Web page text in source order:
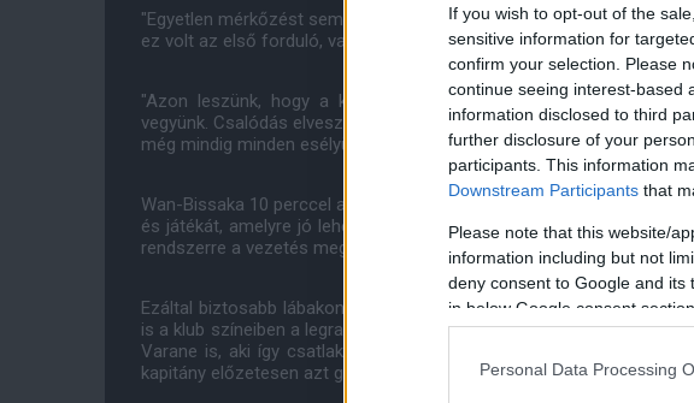
If you wish to opt-out of the
sensitive information for
confirm your selection. Please
continue seeing interest-based
information disclosed to third
further disclosure of your
participants. This information
Downstream Participants that
Please note that this website/
information including but not
deny consent to Google and
in below Google consent section.
Personal Data Processing
"Egyetlen mérkőzést sem szeretünk elveszíteni, szóval ma este
ez volt az első forduló, van még hátra öt meccsünk."
"Azon leszünk, hogy a következő meccsünkön begyűjtsük a
vegyünk. Csalódás elveszteni az első meccset, de még hosszú az út
még mindig minden esélyünk meg van arra, hogy elérjük."
Wan-Bissaka 10 perccel a félidő előtt történt kiállítása értelmében át
és játékát, amelyre jó lehetőségnek tűnt a szünet, amely során Ole
rendszerre a vezetés megőrzésének érdekében.
Ezáltal biztosabb lábakon állhatott a United, ugyanis csereként
is a klub színeiben a legrangosabb európai kupasorozat trófeáját
Varane is, aki így csatlakozott a védelem tengelyében Maguire-
kapitány előzetesen azt gondolta, hogy megoldja majd az